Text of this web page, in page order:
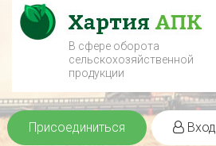
В сфере оборота
сельскохозяйственной
продукции
Присоединиться Вход